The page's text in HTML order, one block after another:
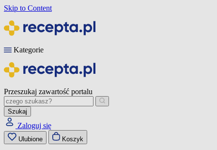
Skip to Content
Kategorie
Przeszukaj zawartość portalu
Szukaj
Zaloguj się
Ulubione Koszyk